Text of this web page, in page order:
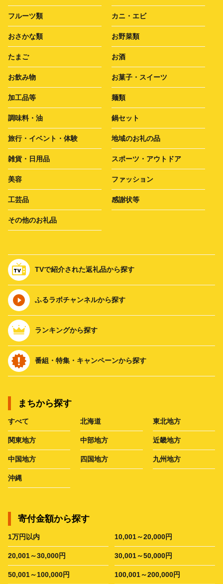
フルーツ類 カニ・エビ
おさかな類 お野菜類
たまご お酒
お飲み物 お菓子・スイーツ
加工品等 麺類
調味料・油 鍋セット
旅行・イベント・体験 地域のお礼の品
雑貨・日用品 スポーツ・アウトドア
美容 ファッション
工芸品 感謝状等
その他のお礼品
TVで紹介された返礼品から探す
ふるラボチャンネルから探す
ランキングから探す
番組・特集・キャンペーンから探す
まちから探す
すべて 北海道 東北地方
関東地方 中部地方 近畿地方
中国地方 四国地方 九州地方
沖縄
寄付金額から探す
1万円以内 10,001～20,000円
20,001～30,000円 30,001～50,000円
50,001～100,000円 100,001～200,000円